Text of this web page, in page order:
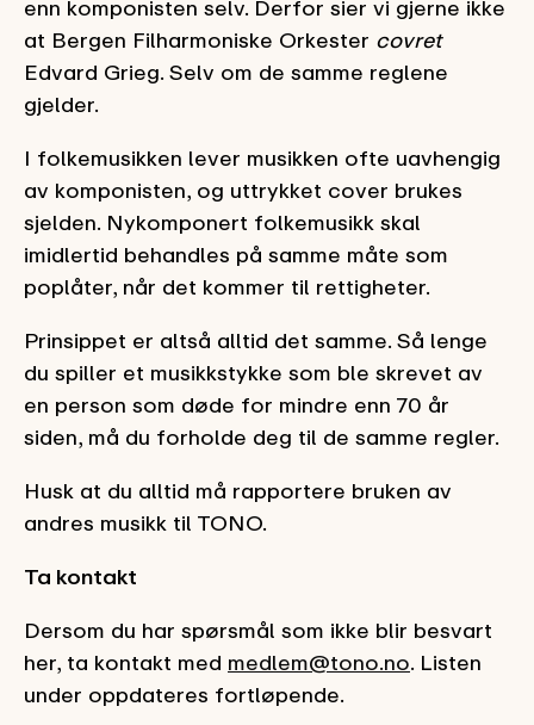
enn komponisten selv. Derfor sier vi gjerne ikke
at Bergen Filharmoniske Orkester covret
Edvard Grieg. Selv om de samme reglene
gjelder.
I folkemusikken lever musikken ofte uavhengig
av komponisten, og uttrykket cover brukes
sjelden. Nykomponert folkemusikk skal
imidlertid behandles på samme måte som
poplåter, når det kommer til rettigheter.
Prinsippet er altså alltid det samme. Så lenge
du spiller et musikkstykke som ble skrevet av
en person som døde for mindre enn 70 år
siden, må du forholde deg til de samme regler.
Husk at du alltid må rapportere bruken av
andres musikk til TONO.
Ta kontakt
Dersom du har spørsmål som ikke blir besvart
her, ta kontakt med medlem@tono.no. Listen
under oppdateres fortløpende.